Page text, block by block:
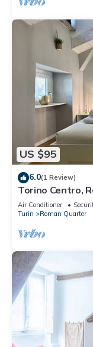
US $95
6.0(1 Review)
Torino Centro,
Air Conditioner
Turin
Roman Quarter